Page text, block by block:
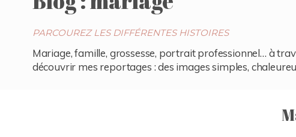
PARCOUREZ LES DIFFÉRENTES HISTOIRES
Mariage, famille, grossesse, portrait professionnel… à
découvrir mes reportages : des images simples,